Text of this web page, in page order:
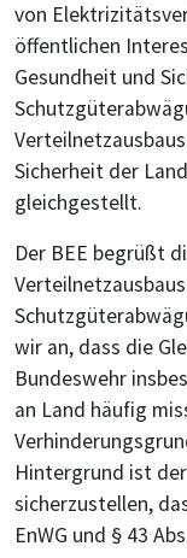
von
öffentlichen
Gesundheit und
Sicherheit der
gleichgestellt.
Der BEE begrüßt
wir an, dass die
Bundeswehr
an Land häufig
Hintergrund ist
sicherzustellen,
EnWG und § 43